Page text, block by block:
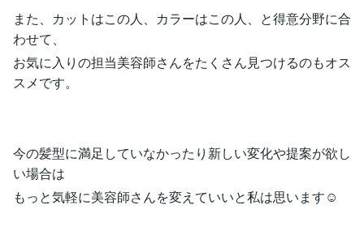
また、カットはこの人、カラーはこの人、と得意分野に合
わせて、
お気に入りの担当美容師さんをたくさん見つけるのもオス
スメです。
今の髪型に満足していなかったり新しい変化や提案が欲し
い場合は
もっと気軽に美容師さんを変えていいと私は思います☺️